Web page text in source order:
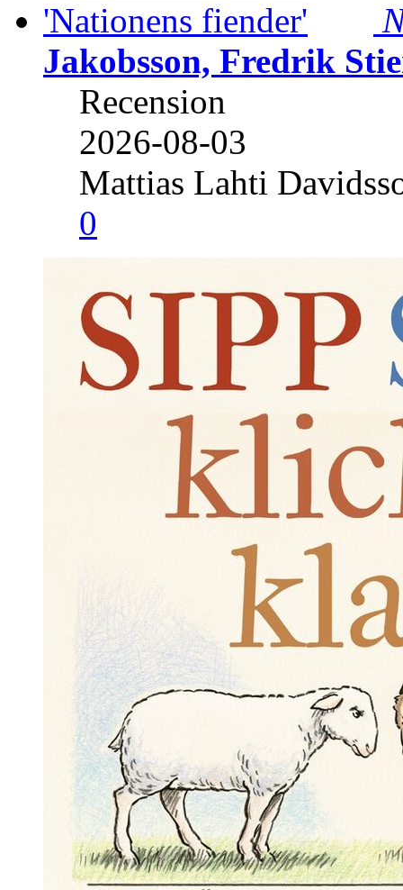
Jakobsson, Fredrik
Recension
2026-08-03
Mattias Lahti
0